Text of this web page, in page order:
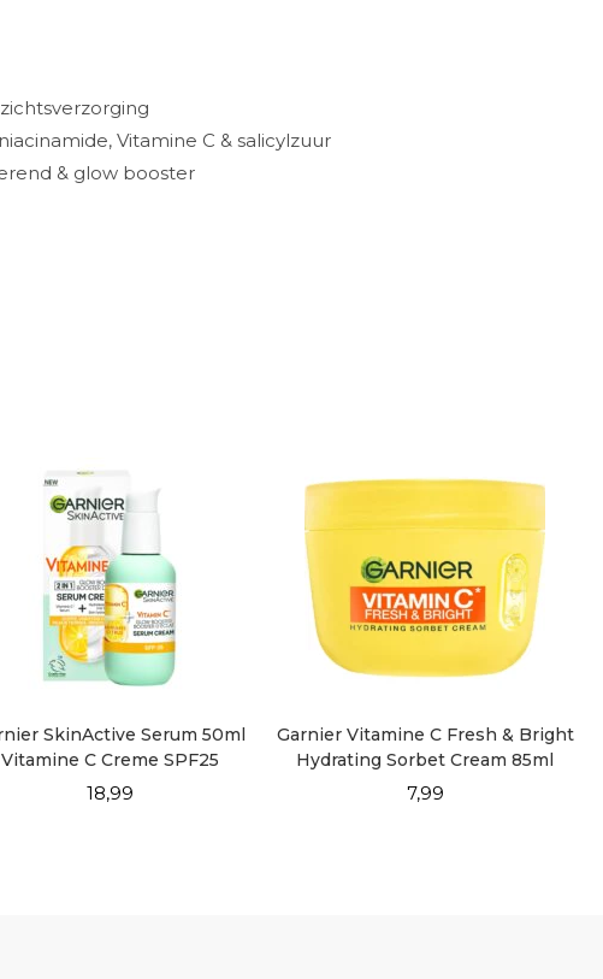
Vitamine C & salicylzuur
& glow booster
SkinActive Serum 50ml
Vitamine C Creme SPF25
18,99
Garnier Vitamine C Fresh & Bright
Hydrating Sorbet Cream 85ml
7,99